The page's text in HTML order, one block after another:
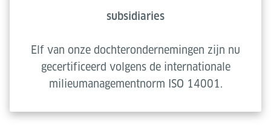
subsidiaries
Elf van onze dochterondernemingen zijn nu
gecertificeerd volgens de internationale
milieumanagementnorm ISO 14001.